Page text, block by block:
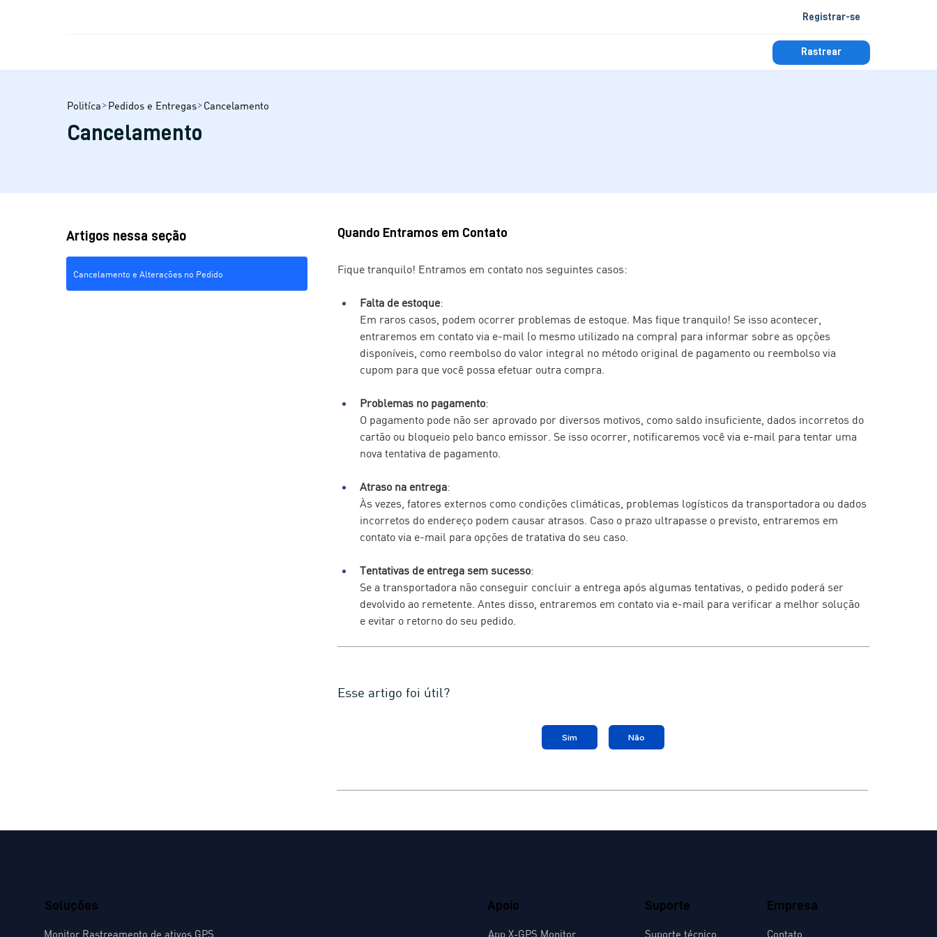
Registrar-se
Rastrear
Politíca Pedidos e Entregas Cancelamento
Cancelamento
Artigos nessa seção
Cancelamento e Alterações no Pedido
Quando Entramos em Contato
Fique tranquilo! Entramos em contato nos seguintes casos:
Falta de estoque:
Em raros casos, podem ocorrer problemas de estoque. Mas fique tranquilo! Se isso acontecer,
entraremos em contato via e-mail (o mesmo utilizado na compra) para informar sobre as opções
disponíveis, como reembolso do valor integral no método original de pagamento ou reembolso via
cupom para que você possa efetuar outra compra.
Problemas no pagamento:
O pagamento pode não ser aprovado por diversos motivos, como saldo insuficiente, dados incorretos do
cartão ou bloqueio pelo banco emissor. Se isso ocorrer, notificaremos você via e-mail para tentar uma
nova tentativa de pagamento.
Atraso na entrega:
Às vezes, fatores externos como condições climáticas, problemas logísticos da transportadora ou dados
incorretos do endereço podem causar atrasos. Caso o prazo ultrapasse o previsto, entraremos em
contato via e-mail para opções de tratativa do seu caso.
Tentativas de entrega sem sucesso:
Se a transportadora não conseguir concluir a entrega após algumas tentativas, o pedido poderá ser
devolvido ao remetente. Antes disso, entraremos em contato via e-mail para verificar a melhor solução
e evitar o retorno do seu pedido.
Esse artigo foi útil?
Sim Não
Soluções
Monitor Rastreamento de ativos GPS
Apoio
App X-GPS Monitor
Suporte
Suporte técnico
Empresa
Contato